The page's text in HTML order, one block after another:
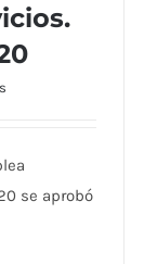
A partir
se aprobó